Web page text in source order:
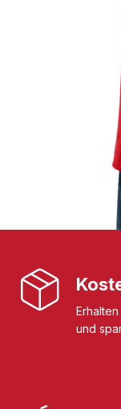
und